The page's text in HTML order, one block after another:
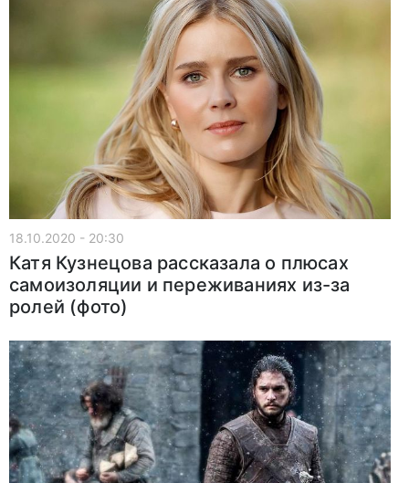
18.10.2020 - 20:30
Катя Кузнецова рассказала о плюсах
самоизоляции и переживаниях из-за
ролей (фото)